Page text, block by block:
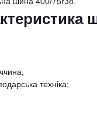
техніка;